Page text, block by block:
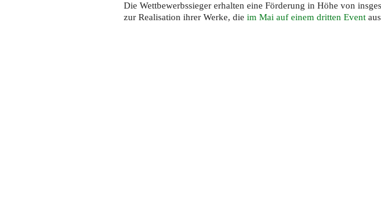
Die Wettbewerbssieger erhalten eine Förderung in Höhe von
zur Realisation ihrer Werke, dieim Mai auf einem dritten Event